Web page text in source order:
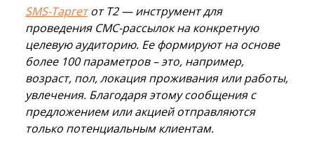
SMS-Таргетот T2 — инструмент для
проведения СМС-рассылок на конкретную
целевую аудиторию. Ее формируют на основе
более 100 параметров – это, например,
возраст, пол, локация проживания или работы,
увлечения. Благодаря этому сообщения с
предложением или акцией отправляются
только потенциальным клиентам.